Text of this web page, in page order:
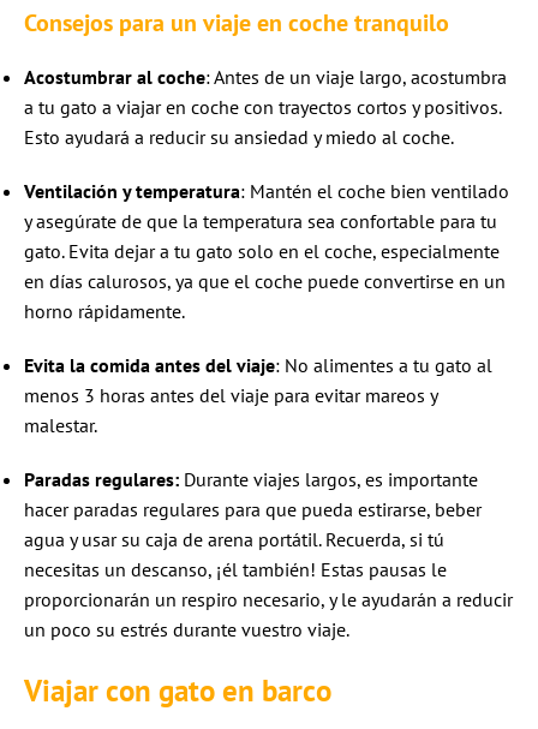
Consejos para un viaje en coche tranquilo
Acostumbrar al coche: Antes de un viaje largo, acostumbra
a tu gato a viajar en coche con trayectos cortos y positivos.
Esto ayudará a reducir su ansiedad y miedo al coche.
Ventilación y temperatura: Mantén el coche bien ventilado
y asegúrate de que la temperatura sea confortable para tu
gato. Evita dejar a tu gato solo en el coche, especialmente
en días calurosos, ya que el coche puede convertirse en un
horno rápidamente.
Evita la comida antes del viaje: No alimentes a tu gato al
menos 3 horas antes del viaje para evitar mareos y
malestar.
Paradas regulares: Durante viajes largos, es importante
hacer paradas regulares para que pueda estirarse, beber
agua y usar su caja de arena portátil. Recuerda, si tú
necesitas un descanso, ¡él también! Estas pausas le
proporcionarán un respiro necesario, y le ayudarán a reducir
un poco su estrés durante vuestro viaje.
Viajar con gato en barco